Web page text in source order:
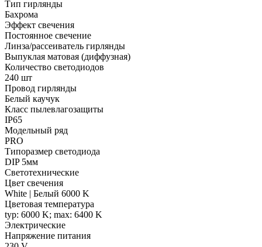
Тип гирлянды
Бахрома
Эффект свечения
Постоянное свечение
Линза/рассеиватель гирлянды
Выпуклая матовая (диффузная)
Количество светодиодов
240 шт
Провод гирлянды
Белый каучук
Класс пылевлагозащиты
IP65
Модельный ряд
PRO
Типоразмер светодиода
DIP 5мм
Светотехнические
Цвет свечения
White | Белый 6000 K
Цветовая температура
typ: 6000 K; max: 6400 K
Электрические
Напряжение питания